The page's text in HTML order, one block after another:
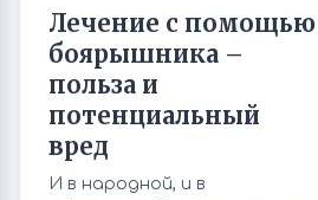
Лечение с помощью
боярышника –
польза и
потенциальный
вред
И в народной, и в